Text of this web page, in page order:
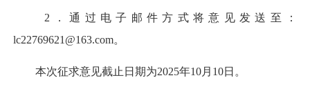
2．通过电子邮件方式将意见发送至：
lc22769621@163.com。
本次征求意见截止日期为2025年10月10日。